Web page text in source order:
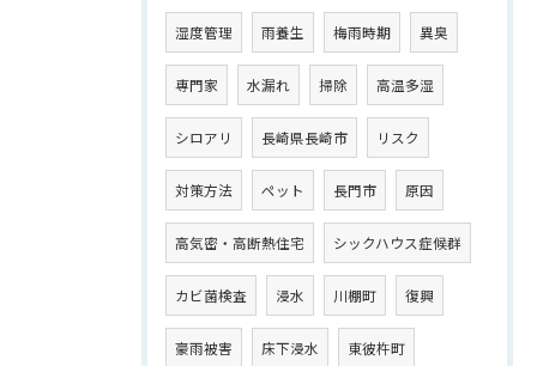
湿度管理 雨養生 梅雨時期 異臭
専門家 水漏れ 掃除 高温多湿
シロアリ 長崎県長崎市 リスク
対策方法 ペット 長門市 原因
高気密・高断熱住宅 シックハウス症候群
カビ菌検査 浸水 川棚町 復興
豪雨被害 床下浸水 東彼杵町